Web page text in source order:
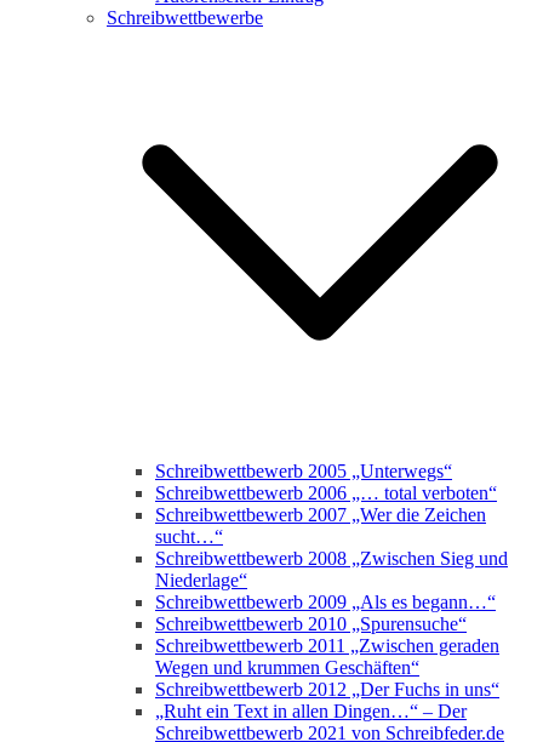
Schreibwettbewerbe
Schreibwettbewerb 2005 „Unterwegs“
Schreibwettbewerb 2006 „… total verboten“
Schreibwettbewerb 2007 „Wer die Zeichen
sucht…“
Schreibwettbewerb 2008 „Zwischen Sieg und
Niederlage“
Schreibwettbewerb 2009 „Als es begann…“
Schreibwettbewerb 2010 „Spurensuche“
Schreibwettbewerb 2011 „Zwischen geraden
Wegen und krummen Geschäften“
Schreibwettbewerb 2012 „Der Fuchs in uns“
„Ruht ein Text in allen Dingen…“ – Der
Schreibwettbewerb 2021 von Schreibfeder.de